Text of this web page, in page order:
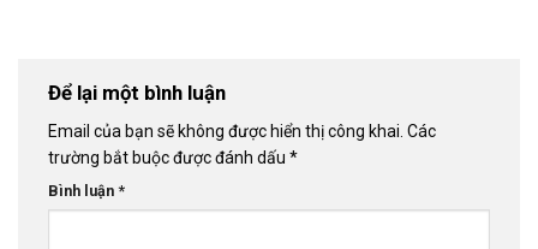
Để lại một bình luận
Email của bạn sẽ không được hiển thị công khai. Các
trường bắt buộc được đánh dấu *
Bình luận *